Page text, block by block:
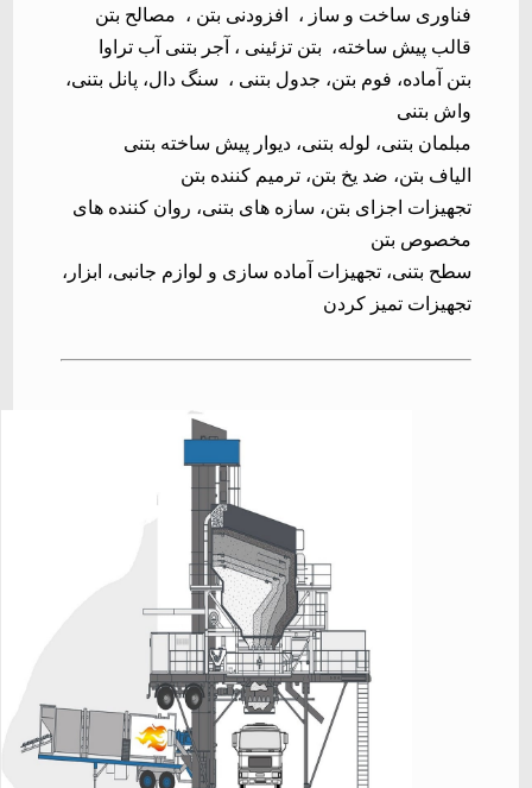
فناوری ساخت و ساز ،
افزودنی بتن ، مصالح بتن
قالب پیش ساخته، بتن تزئینی ، آجر بتنی آب تراوا
بتن آماده، فوم بتن، جدول بتنی ، سنگ دال، پانل بتنی،
واش بتنی
مبلمان بتنی، لوله بتنی، دیوار پیش ساخته بتنی
الیاف بتن، ضد یخ بتن، ترمیم کننده بتن
تجهیزات اجزای بتن، سازه های بتنی، روان کننده های
مخصوص بتن
سطح بتنی، تجهیزات آماده سازی و لوازم جانبی، ابزار،
تجهیزات تمیز کردن